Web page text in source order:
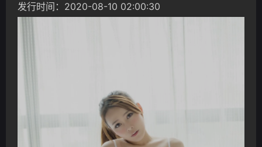
发行时间：2020-08-10 02:00:30